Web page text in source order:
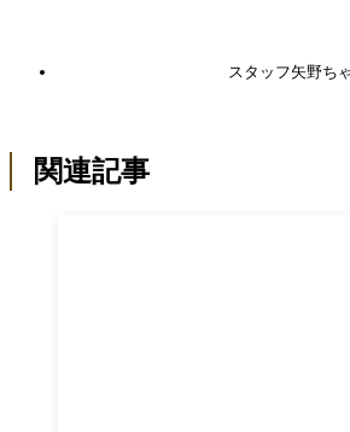
スタッフ矢野ち
関連記事